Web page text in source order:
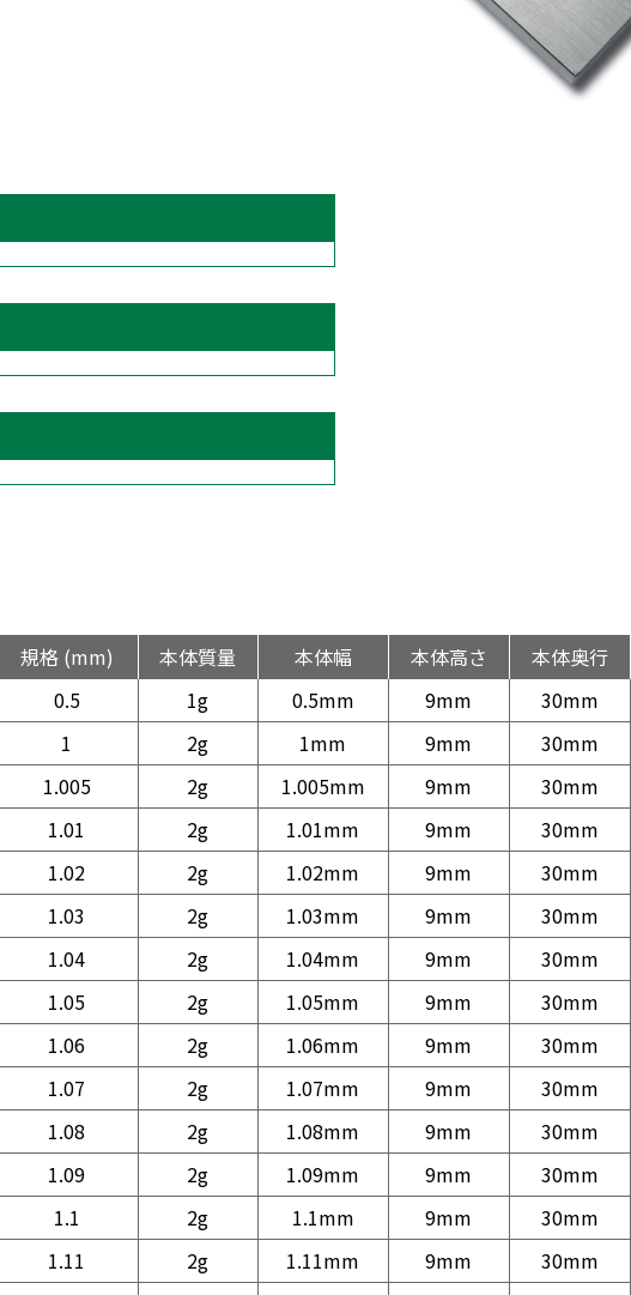
規格 (mm) 本体質量 本体幅 本体高さ 本体奥行
0.5 1g 0.5mm 9mm 30mm
1 2g 1mm 9mm 30mm
1.005 2g 1.005mm 9mm 30mm
1.01 2g 1.01mm 9mm 30mm
1.02 2g 1.02mm 9mm 30mm
1.03 2g 1.03mm 9mm 30mm
1.04 2g 1.04mm 9mm 30mm
1.05 2g 1.05mm 9mm 30mm
1.06 2g 1.06mm 9mm 30mm
1.07 2g 1.07mm 9mm 30mm
1.08 2g 1.08mm 9mm 30mm
1.09 2g 1.09mm 9mm 30mm
1.1 2g 1.1mm 9mm 30mm
1.11 2g 1.11mm 9mm 30mm